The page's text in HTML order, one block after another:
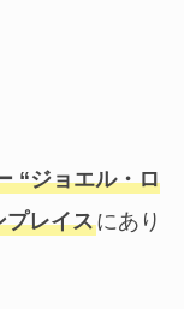
“ジョエル・ロ
プレイスにあり